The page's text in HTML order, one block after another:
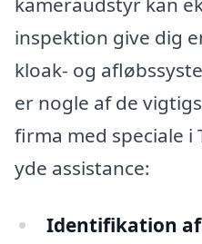
inspektion give dig
kloak- og
er nogle af de
firma med speciale i
yde assistance:
Identifikation